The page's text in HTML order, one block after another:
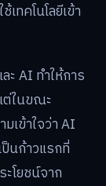
ทคโนโลยีเข้า
ะ AI ทำให้การ
ต่ในขณะ
เข้าใจว่า AI
ป็นก้าวแรกที่
โยชน์จาก